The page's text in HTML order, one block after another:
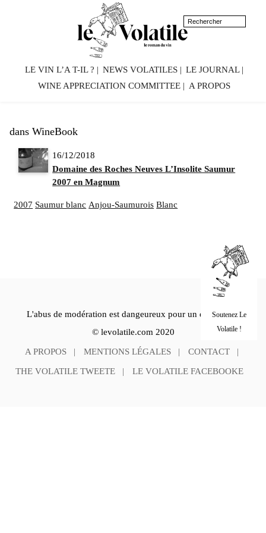
LE VIN L’A T-IL ? NEWS VOLATILES
LE JOURNAL
WINE APPRECIATION COMMITTEE
A PROPOS
dans WineBook
16/12/2018
Domaine des Roches Neuves L’Insolite Saumur
2007 en Magnum
2007 Saumur blanc Anjou-Saumurois Blanc
L'abus de modération est dangeureux pour un esprit sain.
© levolatile.com 2020
A PROPOS MENTIONS LÉGALES CONTACT
THE VOLATILE TWEETE LE VOLATILE FACEBOOKE
Soutenez Le
Volatile !